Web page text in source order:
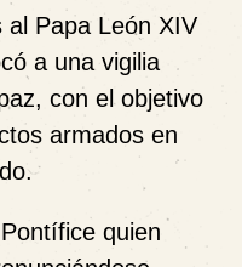
al Papa León XIV
a una vigilia
con el objetivo
armados en
quien